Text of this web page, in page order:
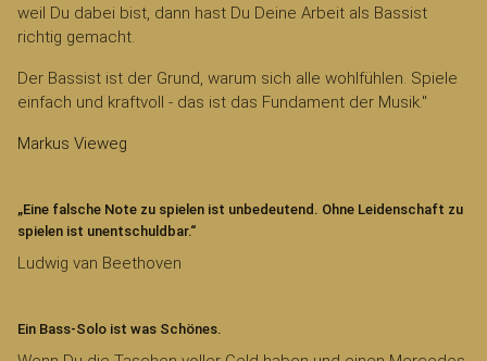
weil Du dabei bist, dann hast Du Deine Arbeit als Bassist
richtig gemacht.
Der Bassist ist der Grund, warum sich alle wohlfühlen. Spiele
einfach und kraftvoll - das ist das Fundament der Musik."
Markus Vieweg
„Eine falsche Note zu spielen ist unbedeutend. Ohne Leidenschaft zu
spielen ist unentschuldbar.“
Ludwig van Beethoven
Ein Bass-Solo ist was Schönes.